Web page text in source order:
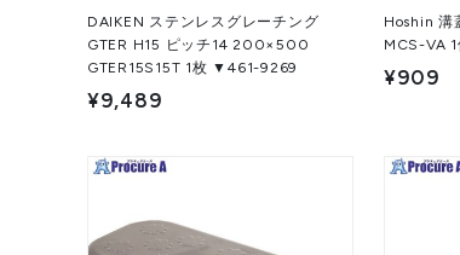
DAIKEN ステンレスグレーチング
GTER H15 ピッチ14 200×500
GTER15S15T 1枚 ▼461-9269
¥9,489
Hoshin 溝
¥909